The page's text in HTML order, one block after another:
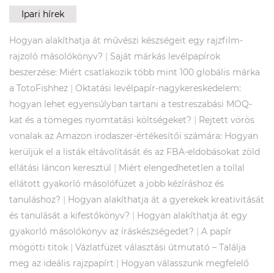
Ipari hírek
Hogyan alakíthatja át művészi készségeit egy rajzfilm-
rajzoló másolókönyv? | Saját márkás levélpapírok
beszerzése: Miért csatlakozik több mint 100 globális márka
a TotoFishhez | Oktatási levélpapír-nagykereskedelem:
hogyan lehet egyensúlyban tartani a testreszabási MOQ-
kat és a tömeges nyomtatási költségeket? | Rejtett vörös
vonalak az Amazon irodaszer-értékesítői számára: Hogyan
kerüljük el a listák eltávolítását és az FBA-eldobásokat zöld
ellátási láncon keresztül | Miért elengedhetetlen a tollal
ellátott gyakorló másolófüzet a jobb kézíráshoz és
tanuláshoz? | Hogyan alakíthatja át a gyerekek kreativitását
és tanulását a kifestőkönyv? | Hogyan alakíthatja át egy
gyakorló másolókönyv az íráskészségedet? | A papír
mögötti titok | Vázlatfüzet választási útmutató – Találja
meg az ideális rajzpapírt | Hogyan válasszunk megfelelő